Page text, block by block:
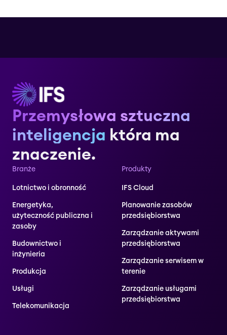
Przemysłowa sztuczna
inteligencja która ma
znaczenie.
Branże
Lotnictwo i obronność
Energetyka,
użyteczność publiczna i
zasoby
Budownictwo i
inżynieria
Produkcja
Usługi
Telekomunikacja
Produkty
IFS Cloud
Planowanie zasobów
przedsiębiorstwa
Zarządzanie aktywami
przedsiębiorstwa
Zarządzanie serwisem w
terenie
Zarządzanie usługami
przedsiębiorstwa